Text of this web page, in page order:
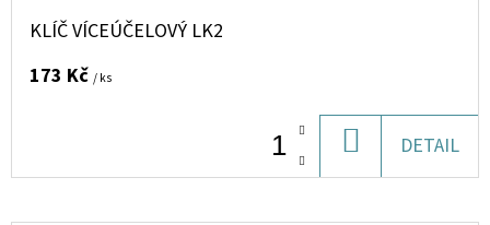
KLÍČ VÍCEÚČELOVÝ LK2
173 Kč / ks
KOŠÍKU
DETAIL